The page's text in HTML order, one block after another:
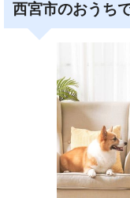
西宮市のおうち